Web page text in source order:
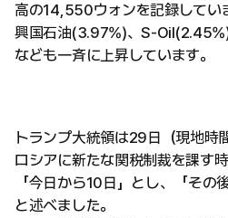
高の14,550ウォンを記録してい
興国石油(3.97%)、S-
なども一斉に上昇しています。
トランプ大統領は29日（現地時
ロシアに新たな関税制裁を課す
「今日から10日」とし、「その
と述べました。